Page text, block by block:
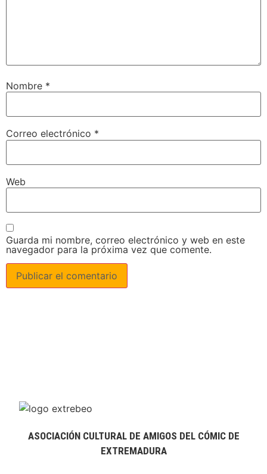
Nombre *
Correo electrónico *
Web
Guarda mi nombre, correo electrónico y web en este
navegador para la próxima vez que comente.
ASOCIACIÓN CULTURAL DE AMIGOS DEL CÓMIC DE
EXTREMADURA